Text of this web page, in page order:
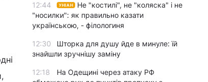
12:44 УНІАН
Не "костилі", не "коляска" і не
"носилки": як правильно казати
українською, - філологиня
12:30
Шторка для душу йде в минуле: їй
знайшли зручнішу заміну
12:18
На Одещині через атаку РФ